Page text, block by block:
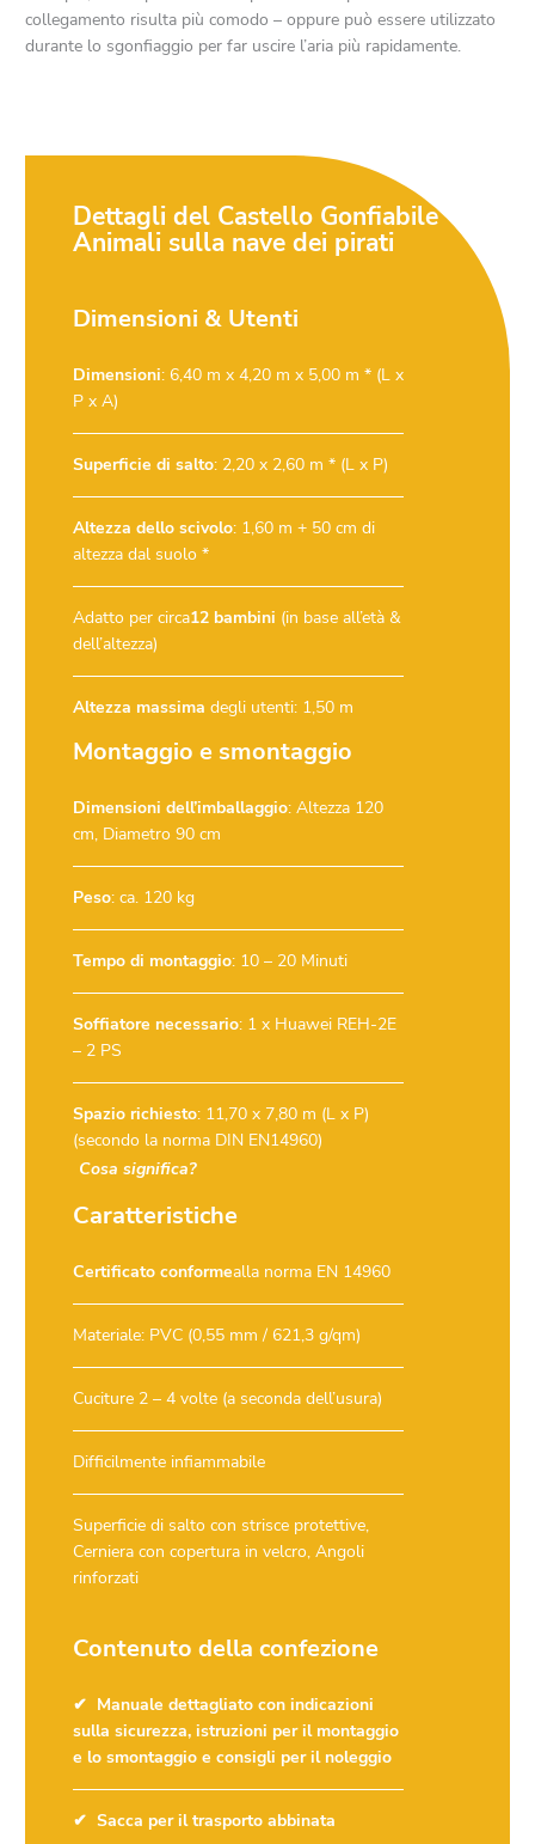
collegamento risulta più comodo – oppure può essere utilizzato
durante lo sgonfiaggio per far uscire l’aria più rapidamente.
Dettagli del Castello Gonfiabile
Animali sulla nave dei pirati
Dimensioni & Utenti
Dimensioni: 6,40 m x 4,20 m x 5,00 m * (L x
P x A)
Superficie di salto: 2,20 x 2,60 m * (L x P)
Altezza dello scivolo: 1,60 m + 50 cm di
altezza dal suolo *
Adatto per circa12 bambini (in base all’età &
dell’altezza)
Altezza massima degli utenti: 1,50 m
Montaggio e smontaggio
Dimensioni dell’imballaggio: Altezza 120
cm, Diametro 90 cm
Peso: ca. 120 kg
Tempo di montaggio: 10 – 20 Minuti
Soffiatore necessario: 1 x Huawei REH-2E
– 2 PS
Spazio richiesto: 11,70 x 7,80 m (L x P)
(secondo la norma DIN EN14960)
Cosa significa?
Caratteristiche
Certificato conformealla norma EN 14960
Materiale: PVC (0,55 mm / 621,3 g/qm)
Cuciture 2 – 4 volte (a seconda dell’usura)
Difficilmente infiammabile
Superficie di salto con strisce protettive,
Cerniera con copertura in velcro, Angoli
rinforzati
Contenuto della confezione
Manuale dettagliato con indicazioni
sulla sicurezza, istruzioni per il montaggio
e lo smontaggio e consigli per il noleggio
Sacca per il trasporto abbinata